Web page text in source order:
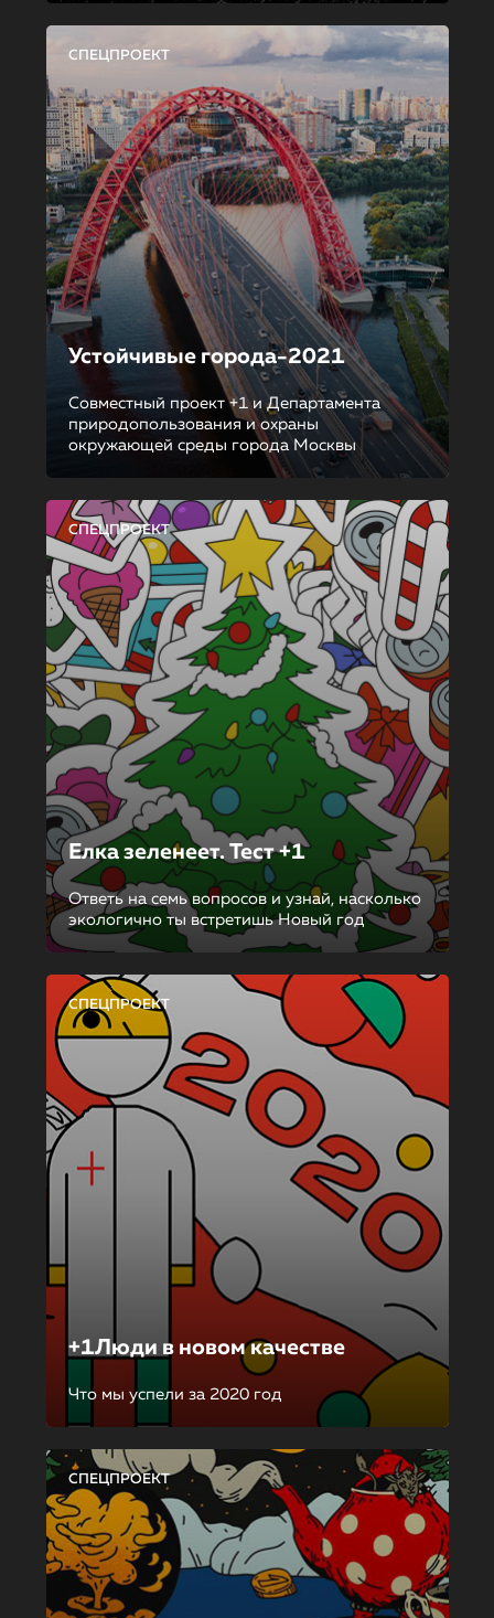
СПЕЦПРОЕКТ
Устойчивые города-2021
Совместный проект +1 и Департамента
природопользования и охраны
окружающей среды города Москвы
СПЕЦПРОЕКТ
Елка зеленеет. Тест +1
Ответь на семь вопросов и узнай, насколько
экологично ты встретишь Новый год
СПЕЦПРОЕКТ
+1Люди в новом качестве
Что мы успели за 2020 год
СПЕЦПРОЕКТ